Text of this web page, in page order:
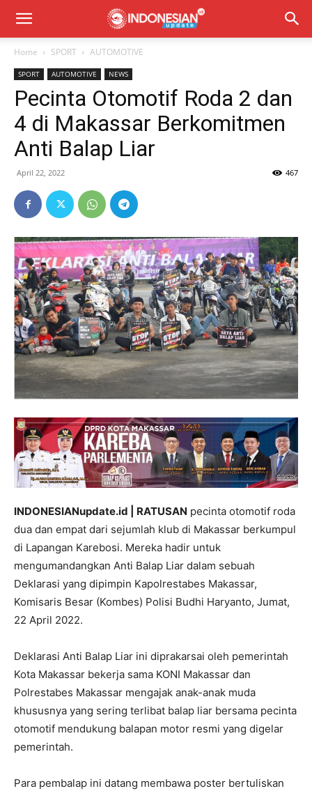
Home SPORT AUTOMOTIVE
SPORT AUTOMOTIVE NEWS
Pecinta Otomotif Roda 2 dan
4 di Makassar Berkomitmen
Anti Balap Liar
April 22, 2022 467
INDONESIANupdate.id | RATUSAN pecinta otomotif roda
dua dan empat dari sejumlah klub di Makassar berkumpul
di Lapangan Karebosi. Mereka hadir untuk
mengumandangkan Anti Balap Liar dalam sebuah
Deklarasi yang dipimpin Kapolrestabes Makassar,
Komisaris Besar (Kombes) Polisi Budhi Haryanto, Jumat,
22 April 2022.
Deklarasi Anti Balap Liar ini diprakarsai oleh pemerintah
Kota Makassar bekerja sama KONI Makassar dan
Polrestabes Makassar mengajak anak-anak muda
khususnya yang sering terlibat balap liar bersama pecinta
otomotif mendukung balapan motor resmi yang digelar
pemerintah.
Para pembalap ini datang membawa poster bertuliskan